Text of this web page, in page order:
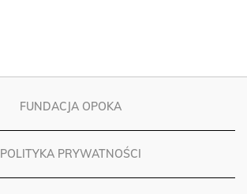
FUNDACJA OPOKA
POLITYKA PRYWATNOŚCI